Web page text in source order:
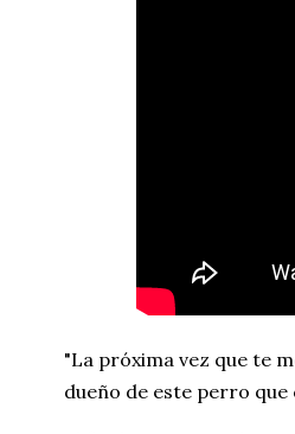
"La próxima vez que te
dueño de este perro